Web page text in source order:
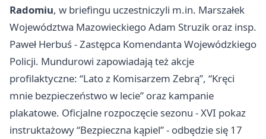
Radomiu, w briefingu uczestniczyli m.in. Marszałek
Województwa Mazowieckiego Adam Struzik oraz insp.
Paweł Herbuś - Zastępca Komendanta Wojewódzkiego
Policji. Mundurowi zapowiadają też akcje
profilaktyczne: “Lato z Komisarzem Zebrą”, “Kręci
mnie bezpieczeństwo w lecie” oraz kampanie
plakatowe. Oficjalne rozpoczęcie sezonu - XVI pokaz
instruktażowy “Bezpieczna kąpiel” - odbędzie się 17